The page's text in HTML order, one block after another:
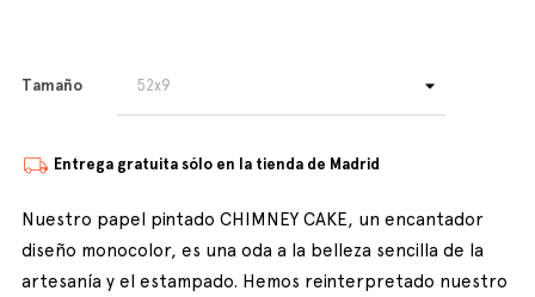
Tamaño
Entrega gratuita sólo en la tienda de Madrid
Nuestro papel pintado CHIMNEY CAKE, un encantador
diseño monocolor, es una oda a la belleza sencilla de la
artesanía y el estampado. Hemos reinterpretado nuestro